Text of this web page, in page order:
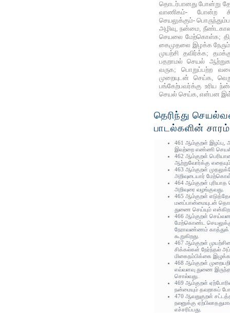
தொடர்பானது போன்று
வாணிகம்- போன்ற
செயலுக்கும்-
அழிவு, நன்மை,
செயலை மேற்கொள்க;
கைமுதலை இழக்க
முயற்சி தவிர்க்க;
பதறாமல் செயல்
வருக; பொறுப்பற்ற
முறையுடன் செய்க,
பங்கேற்பவர்க்கு உரிய
செயல் செய்க, என்பன
தெரிந்து
பாடல்களின்
461 ஆம்குறள்
இவற்றை எண்ணி
462 ஆம்குறள்
ஆற்றுவோர்க்கு
463 ஆம்குறள்
அறிவுடையார்
464 ஆம்குறள்
அறிவுரை வழங்குவது.
465 ஆம்குறள்
மனப்பான்மையுடன்
துணை செய்யும்
466 ஆம்குறள் செய்வன
மேற்கொண்ட
நேராவண்ணம்
கூறுகிறது.
467 ஆம்குறள்
சிக்கல்கள் நேர்ந்தல்
மிகைநம்பிக்கை
468 ஆம்குறள்
எவ்வளவு துணை
சொல்வது.
469 ஆம்குறள்
நன்மையும் தவறாகப்
470 ஆவதுகுறள்
நலனுக்கு
எச்சரிப்பது.